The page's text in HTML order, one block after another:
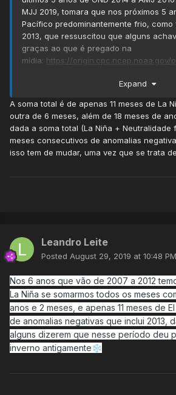
MJJ 2019, tomara que nos próximos 5
Pacífico predominantemente frio,
2013, que ressuscitou que alguns
graças ao que é pregado na
mídia: https://origin.cpc.ncep.noaa.gov/
Expand
A soma total é de apenas 11 meses de La
outra de 6 meses, além de 18 meses de
dada a soma total (La Niña + Neutralidade
meses consecutivos de anomalias
isso tem de mudar, uma vez que se trata
Leandro Leite
Posted August 29, 2019 at 10:48 PM
Nos 6 anos que vão de 2007 a 2012
La Niña se somarmos todos os meses
anos e 2 meses, e apenas 11 meses de
de anomalias negativas que inclui 2013,
alguns dizerem que nesse período deu
inverno antigamente❄️